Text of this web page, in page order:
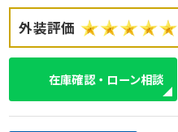
外装評価
在庫確認・ローン相談